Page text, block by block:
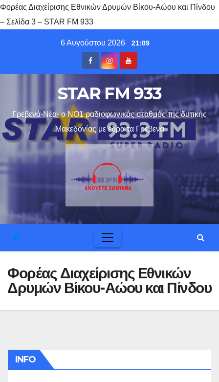
Φορέας Διαχείρισης Εθνικών Δρυμών Βίκου-Αώου και Πίνδου
– Σελίδα 3 – STAR FM 933
6 Αυγούστου 2026 21:09
STAR FM 933
Γρεβενά-Νέα- ο ΝΟ1 ραδιοφωνικός σταθμός της δυτικής
Μακεδονίας με έδρα τα Γρεβενα
Φορέας Διαχείρισης Εθνικών
Δρυμών Βίκου-Αώου και Πίνδου
INFO